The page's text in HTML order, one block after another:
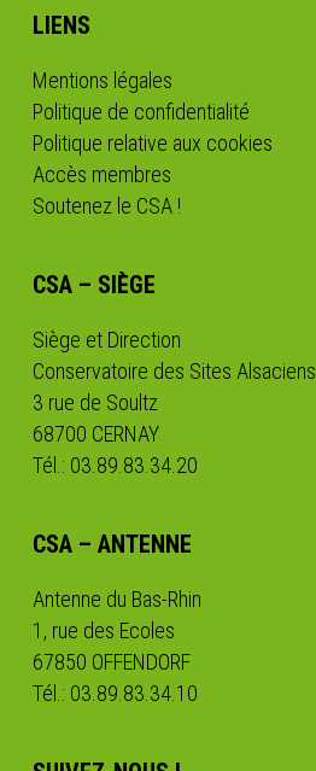
LIENS
Mentions légales
Politique de confidentialité
Politique relative aux cookies
Accès membres
Soutenez le CSA !
CSA – SIÈGE
Siège et Direction
Conservatoire des Sites Alsaciens
3 rue de Soultz
68700 CERNAY
Tél.: 03.89.83.34.20
CSA – ANTENNE
Antenne du Bas-Rhin
1, rue des Ecoles
67850 OFFENDORF
Tél.: 03.89.83.34.10